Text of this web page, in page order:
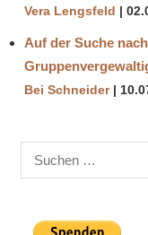
Vera Lengsfeld
Auf der Suche
Bei Schneider
Suchen
nach: